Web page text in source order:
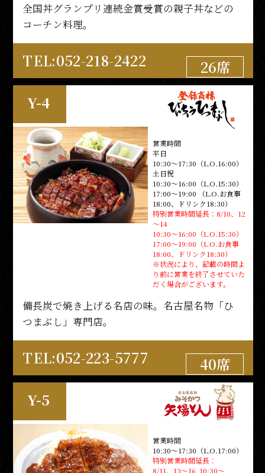
全国丼グランプリ連続金賞受賞の親子丼などの
コーチン料理。
TEL:052-218-2422
26席
Y-4
営業時間
平日
10:30～17:30（L.O.16:00）
土日祝
10:30～16:00（L.O.15:30）
17:00～19:00 （L.O.お食事
18:00、
ドリンク18:30）
特別営業時間延長： 8/10、12
～14
10:30～16:00（L.O.15:30）
17:00～19:00（L.O.お食事
18:00、ドリンク18:30）
※状況により、記載の時間よ
り前に営業を終了させていた
だく場合がございます。
備長炭で焼き上げる名店の味。名古屋名物「ひ
つまぶし」専門店。
TEL:052-223-5777
40席
Y-5
営業時間
10:30～17:30（L.O.17:00）
特別営業時間延長：
8/11、13～16 10:30～
新鮮食材と巧みな技による創作串揚げとワイン
の店。
TEL:052-212-5559
30席
M-5
営業時間
10:30～22:00（L.O.21:00）
名古屋名物も食べられる有機野菜中心のカフェ
＆ダイニング
TEL:052-212-8553
54席
M-4
17:00～22:00（L.O.21:00）
営業時間短縮：7/2、10
11:00～15:00（L.O.14:30）